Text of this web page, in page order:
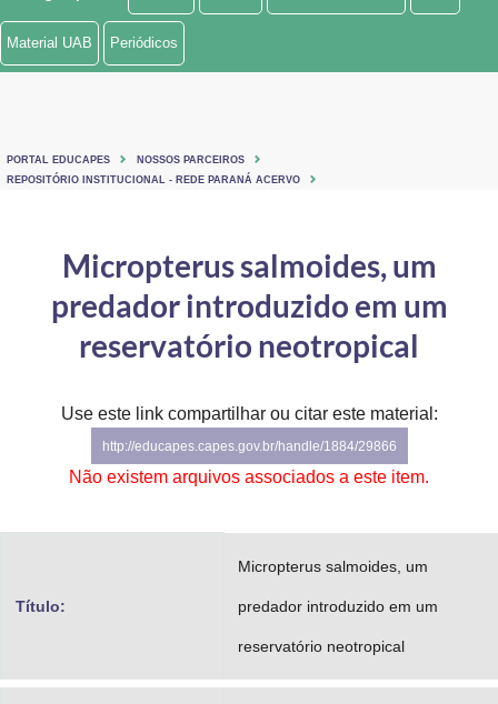
Ministério de Minas e Energia
Ministério do Turismo
Controladoria-Geral da União
Ministério da Mulher, da Família e dos Direitos Humanos
Secretaria de Governo
Gabinete de Segurança Institucional
Planalto
Material UAB Periódicos
PORTAL EDUCAPES
NOSSOS PARCEIROS
REPOSITÓRIO INSTITUCIONAL - REDE PARANÁ ACERVO
Micropterus salmoides, um
predador introduzido em um
reservatório neotropical
Use este link compartilhar ou citar este material:
http://educapes.capes.gov.br/handle/1884/29866
Não existem arquivos associados a este item.
Título:
Micropterus salmoides, um
predador introduzido em um
reservatório neotropical